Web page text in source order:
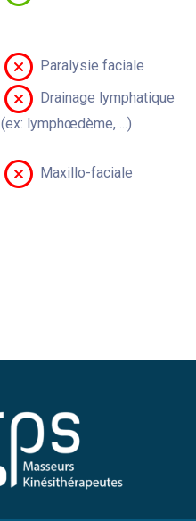
Paralysie faciale
Drainage lymphatique
(ex: lymphœdème, ...)
Maxillo-faciale